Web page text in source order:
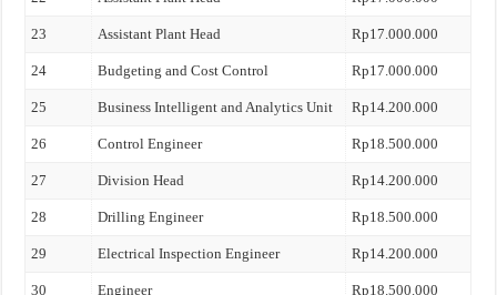
23 Assistant Plant Head Rp17.000.000
24 Budgeting and Cost Control Rp17.000.000
25 Business Intelligent and Analytics Unit Rp14.200.000
26 Control Engineer Rp18.500.000
27 Division Head Rp14.200.000
28 Drilling Engineer Rp18.500.000
29 Electrical Inspection Engineer Rp14.200.000
30 Engineer Rp18.500.000